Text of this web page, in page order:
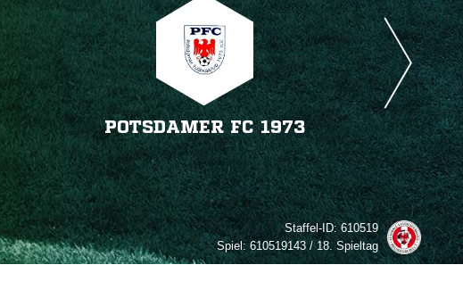
POTSDAMER FC 1973
Staffel-ID:610519
Spiel:610519143 / 18. Spieltag